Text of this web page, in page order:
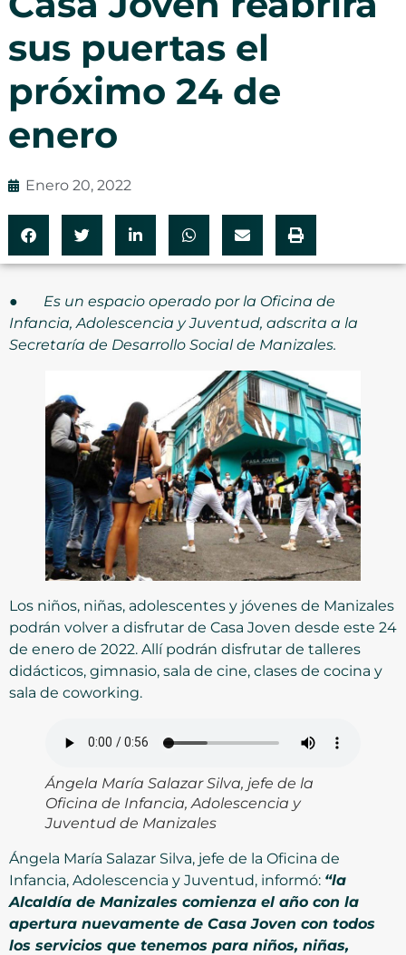
sus puertas el
próximo 24 de
enero
Enero 20, 2022
● Es un espacio operado por la Oficina de
Infancia, Adolescencia y Juventud, adscrita a la
Secretaría de Desarrollo Social de Manizales.
Los niños, niñas, adolescentes y jóvenes de Manizales
podrán volver a disfrutar de Casa Joven desde este 24
de enero de 2022. Allí podrán disfrutar de talleres
didácticos, gimnasio, sala de cine, clases de cocina y
sala de coworking.
Ángela María Salazar Silva, jefe de la
Oficina de Infancia, Adolescencia y
Juventud de Manizales
Ángela María Salazar Silva, jefe de la Oficina de
Infancia, Adolescencia y Juventud, informó: “la
Alcaldía de Manizales comienza el año con la
apertura nuevamente de Casa Joven con todos
los servicios que tenemos para niños, niñas,